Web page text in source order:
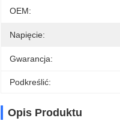
OEM:
Napięcie:
Gwarancja:
Podkreślić:
Opis Produktu